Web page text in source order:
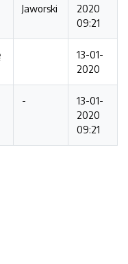
Jaworski
2020
09:21
13-01-
2020
-
13-01-
2020
09:21